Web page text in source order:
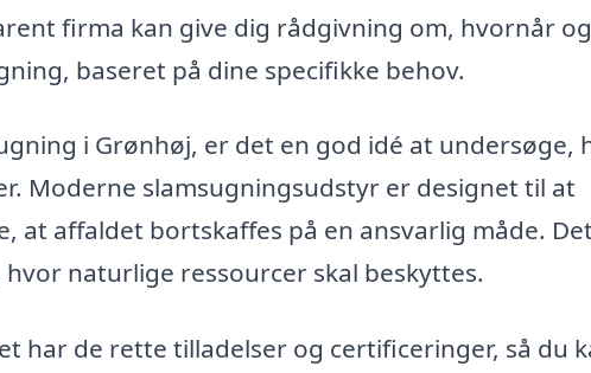
firma kan give dig rådgivning om, hvornår
baseret på dine specifikke behov.
i Grønhøj, er det en god idé at undersøge,
Moderne slamsugningsudstyr er designet til at
at affaldet bortskaffes på en ansvarlig måde.
naturlige ressourcer skal beskyttes.
har de rette tilladelser og certificeringer, så du